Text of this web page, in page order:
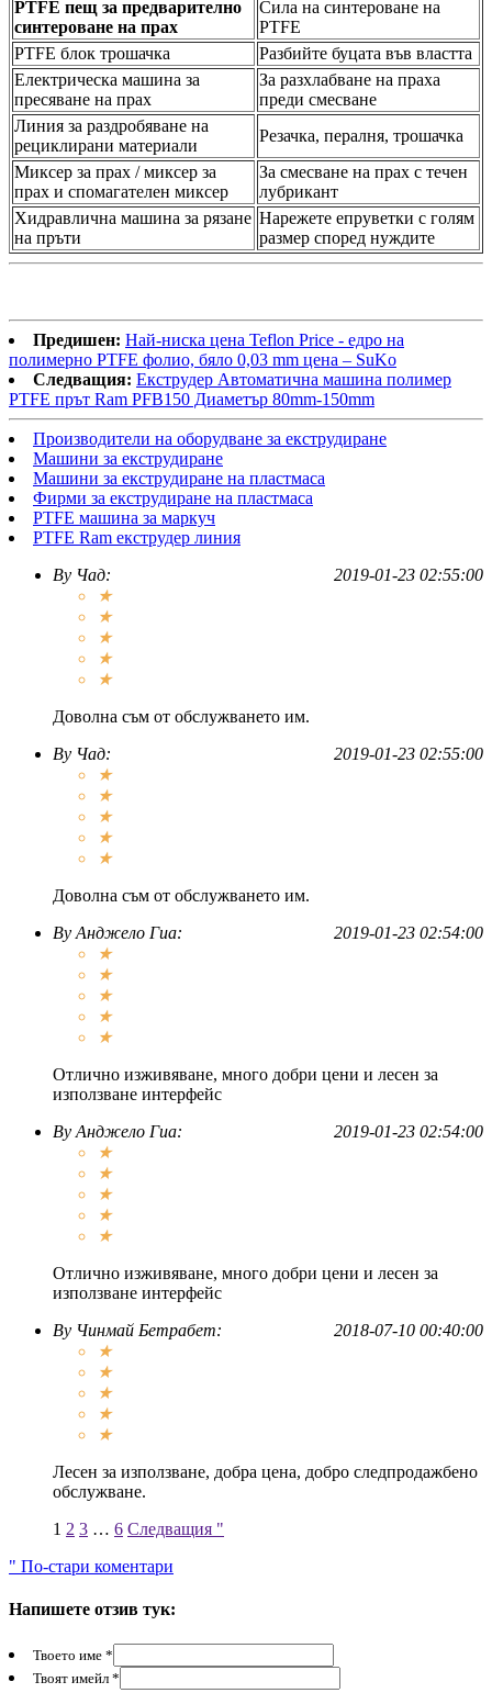
PTFE пещ за предварително
синтероване на прах
Сила на синтероване на
PTFE
PTFE блок трошачка
Разбийте буцата във властта
Електрическа машина за
пресяване на прах
За разхлабване на праха
преди смесване
Линия за раздробяване на
рециклирани материали
Резачка, пералня, трошачка
Миксер за прах / миксер за
прах и спомагателен миксер
За смесване на прах с течен
лубрикант
Хидравлична машина за рязане
на пръти
Нарежете епруветки с голям
размер според нуждите
Предишен: Най-ниска цена Teflon Price - едро на
полимерно PTFE фолио, бяло 0,03 mm цена – SuKo
Следващия: Екструдер Автоматична машина полимер
PTFE прът Ram PFB150 Диаметър 80mm-150mm
Производители на оборудване за екструдиране
Машини за екструдиране
Машини за екструдиране на пластмаса
Фирми за екструдиране на пластмаса
PTFE машина за маркуч
PTFE Ram екструдер линия
2019-01-23 02:55:00
By Чад:
★
★
★
★
★
Доволна съм от обслужването им.
2019-01-23 02:55:00
By Чад:
★
★
★
★
★
Доволна съм от обслужването им.
2019-01-23 02:54:00
By Анджело Гиа:
★
★
★
★
★
Отлично изживяване, много добри цени и лесен за
използване интерфейс
2019-01-23 02:54:00
By Анджело Гиа:
★
★
★
★
★
Отлично изживяване, много добри цени и лесен за
използване интерфейс
2018-07-10 00:40:00
By Чинмай Бетрабет:
★
★
★
★
★
Лесен за използване, добра цена, добро следпродажбено
обслужване.
1 2 3 … 6 Следващия "
" По-стари коментари
Напишете отзив тук:
Твоето име *
Твоят имейл *